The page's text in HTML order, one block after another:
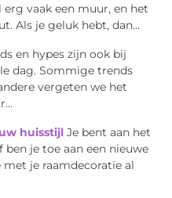
vaak een muur, en het
Als je geluk hebt, dan...
en hypes zijn ook bij
dag. Sommige trends
vergeten we het
huisstijl Je bent aan het
je toe aan een nieuwe
je raamdecoratie al